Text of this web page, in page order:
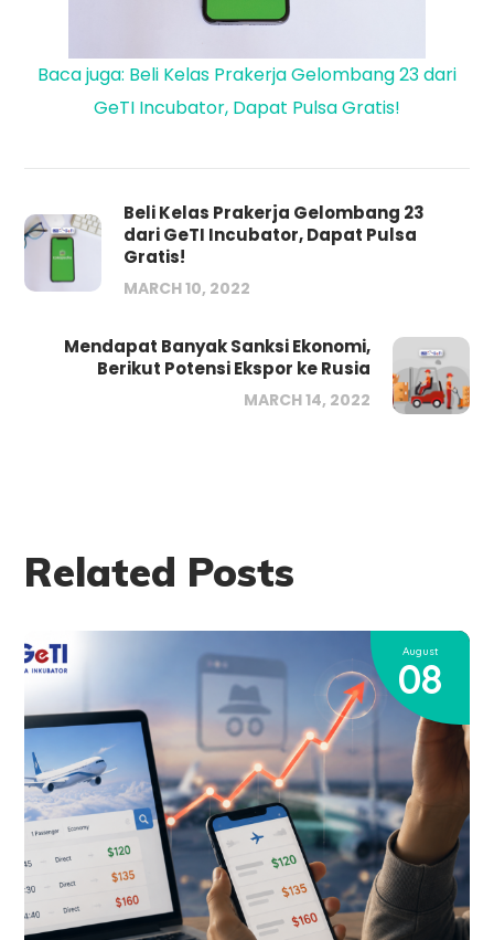
Baca juga: Beli Kelas Prakerja Gelombang 23 dari
GeTI Incubator, Dapat Pulsa Gratis!
Beli Kelas Prakerja Gelombang 23
dari GeTI Incubator, Dapat Pulsa
Gratis!
MARCH 10, 2022
Mendapat Banyak Sanksi Ekonomi,
Berikut Potensi Ekspor ke Rusia
MARCH 14, 2022
Related Posts
August
08